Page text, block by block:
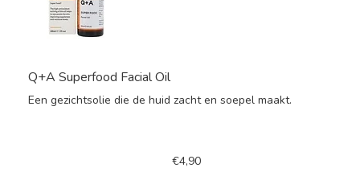
Q+A Superfood Facial Oil
Een gezichtsolie die de huid zacht en soepel maakt.
€4,90